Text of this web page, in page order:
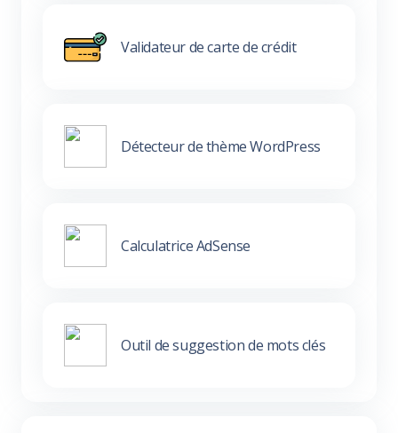
Validateur de carte de crédit
Détecteur de thème WordPress
Calculatrice AdSense
Outil de suggestion de mots clés